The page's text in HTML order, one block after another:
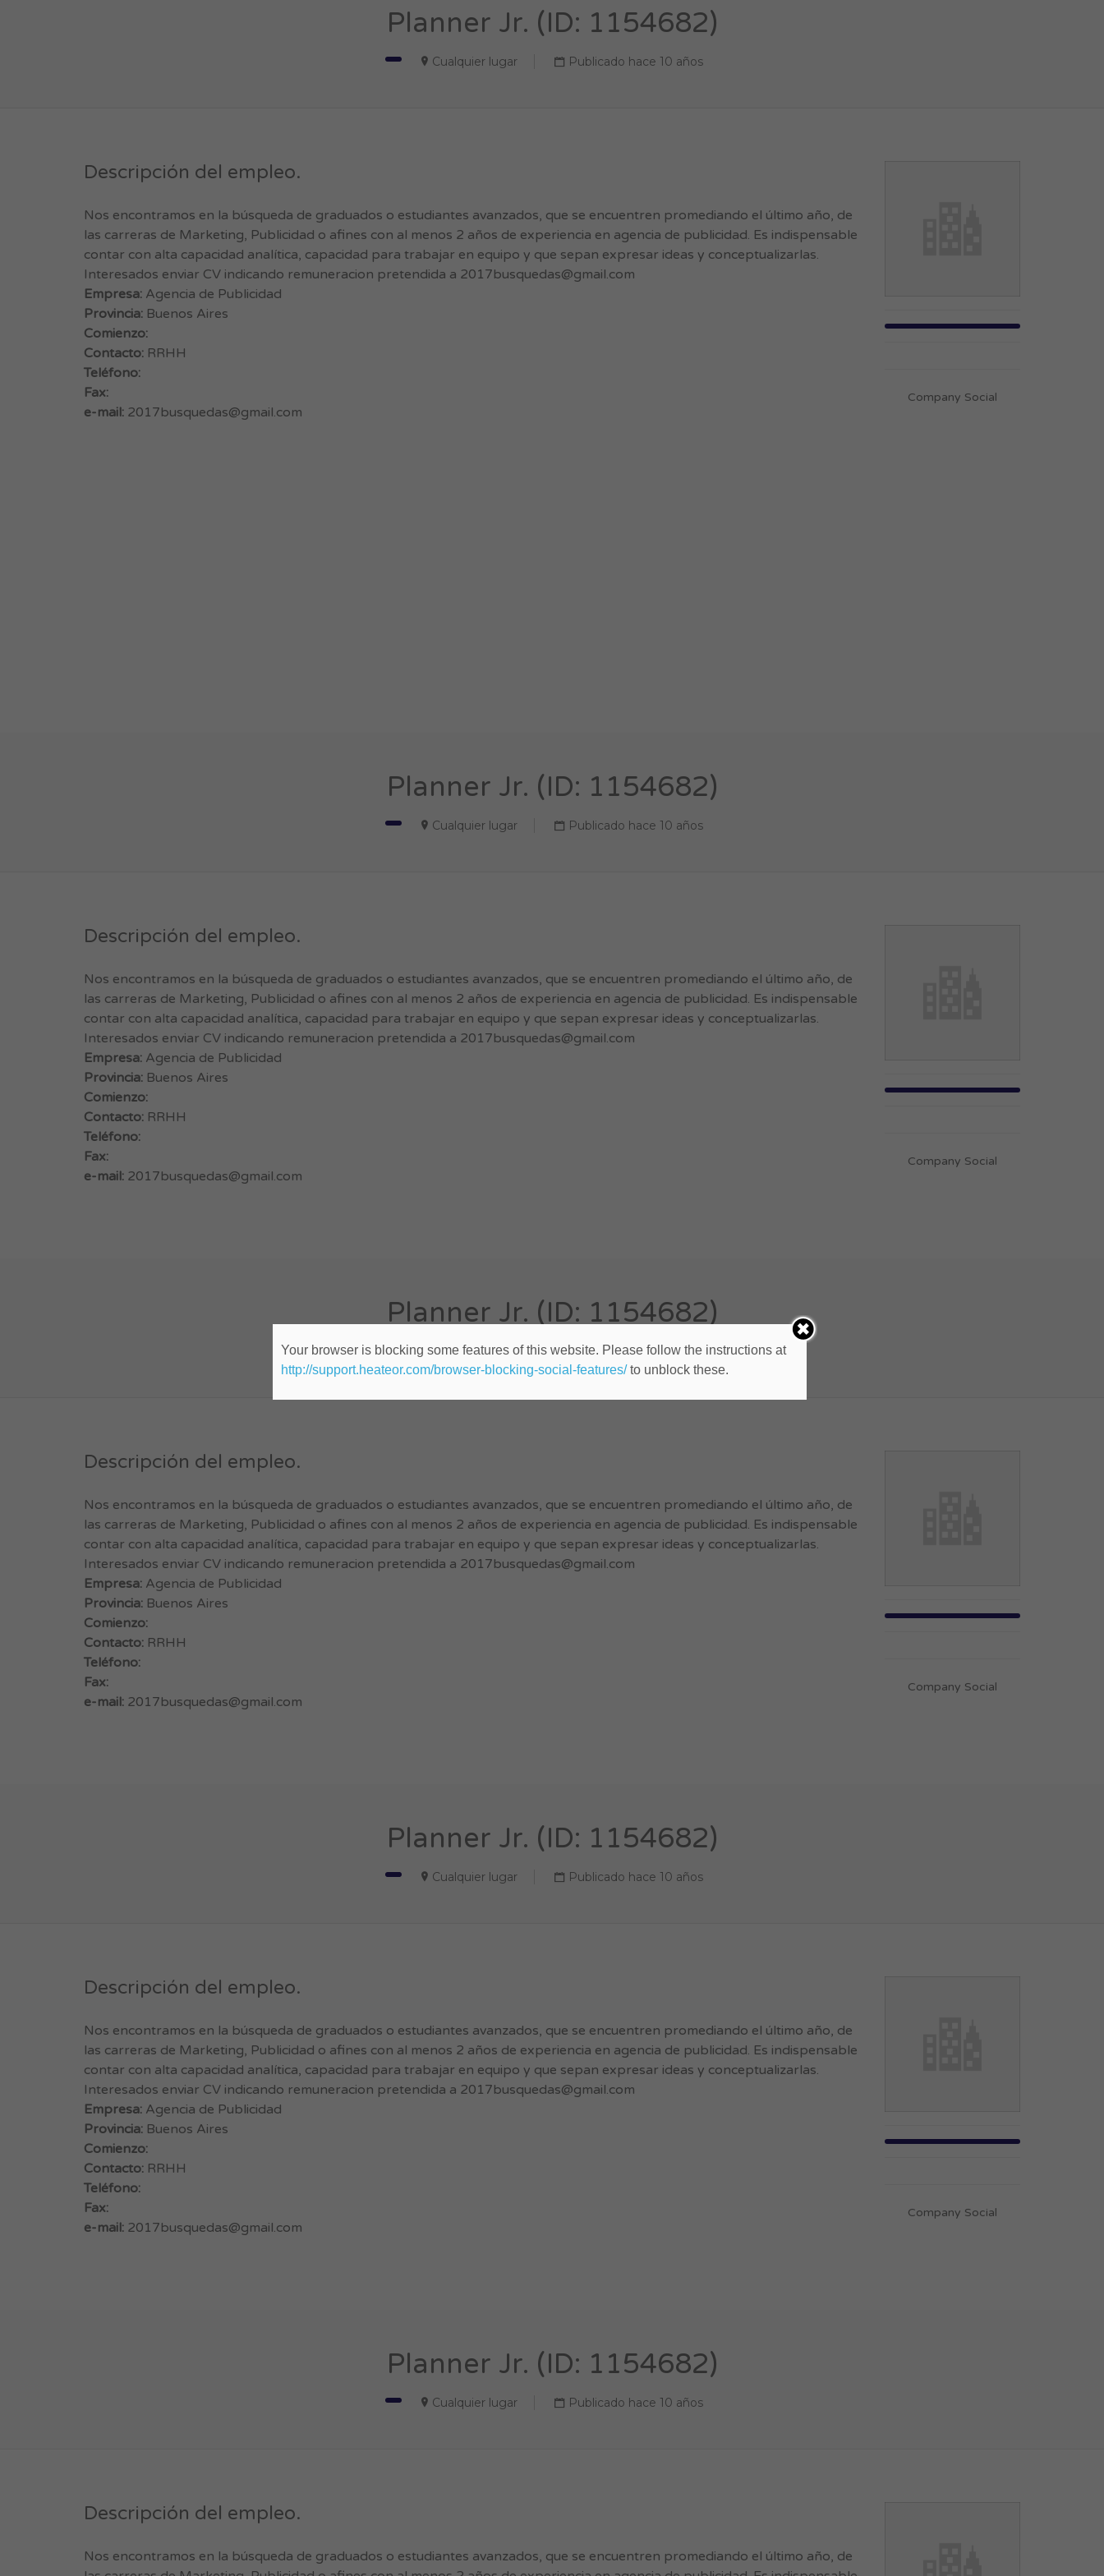
Planner Jr. (ID: 1154682)
Cualquier lugar Publicado hace 10 años
Descripción del empleo.
Nos encontramos en la búsqueda de graduados o estudiantes avanzados, que se encuentren promediando el último año, de
las carreras de Marketing, Publicidad o afines con al menos 2 años de experiencia en agencia de publicidad. Es indispensable
contar con alta capacidad analítica, capacidad para trabajar en equipo y que sepan expresar ideas y conceptualizarlas.
Interesados enviar CV indicando remuneracion pretendida a 2017busquedas@gmail.com
Empresa: Agencia de Publicidad
Provincia: Buenos Aires
Comienzo:
Contacto: RRHH
Teléfono:
Fax:
e-mail: 2017busquedas@gmail.com
Company Social
Planner Jr. (ID: 1154682)
Cualquier lugar Publicado hace 10 años
Descripción del empleo.
Nos encontramos en la búsqueda de graduados o estudiantes avanzados, que se encuentren promediando el último año, de
las carreras de Marketing, Publicidad o afines con al menos 2 años de experiencia en agencia de publicidad. Es indispensable
contar con alta capacidad analítica, capacidad para trabajar en equipo y que sepan expresar ideas y conceptualizarlas.
Interesados enviar CV indicando remuneracion pretendida a 2017busquedas@gmail.com
Empresa: Agencia de Publicidad
Provincia: Buenos Aires
Comienzo:
Contacto: RRHH
Teléfono:
Fax:
e-mail: 2017busquedas@gmail.com
Company Social
Planner Jr. (ID: 1154682)
Cualquier lugar Publicado hace 10 años
Descripción del empleo.
Nos encontramos en la búsqueda de graduados o estudiantes avanzados, que se encuentren promediando el último año, de
las carreras de Marketing, Publicidad o afines con al menos 2 años de experiencia en agencia de publicidad. Es indispensable
contar con alta capacidad analítica, capacidad para trabajar en equipo y que sepan expresar ideas y conceptualizarlas.
Interesados enviar CV indicando remuneracion pretendida a 2017busquedas@gmail.com
Empresa: Agencia de Publicidad
Provincia: Buenos Aires
Comienzo:
Contacto: RRHH
Teléfono:
Fax:
e-mail: 2017busquedas@gmail.com
Company Social
Planner Jr. (ID: 1154682)
Cualquier lugar Publicado hace 10 años
Descripción del empleo.
Nos encontramos en la búsqueda de graduados o estudiantes avanzados, que se encuentren promediando el último año, de
las carreras de Marketing, Publicidad o afines con al menos 2 años de experiencia en agencia de publicidad. Es indispensable
contar con alta capacidad analítica, capacidad para trabajar en equipo y que sepan expresar ideas y conceptualizarlas.
Interesados enviar CV indicando remuneracion pretendida a 2017busquedas@gmail.com
Empresa: Agencia de Publicidad
Provincia: Buenos Aires
Comienzo:
Contacto: RRHH
Teléfono:
Fax:
e-mail: 2017busquedas@gmail.com
Company Social
Planner Jr. (ID: 1154682)
Cualquier lugar Publicado hace 10 años
Descripción del empleo.
Nos encontramos en la búsqueda de graduados o estudiantes avanzados, que se encuentren promediando el último año, de
Your browser is blocking some features of this website. Please follow the instructions at
http://support.heateor.com/browser-blocking-social-features/to unblock these.